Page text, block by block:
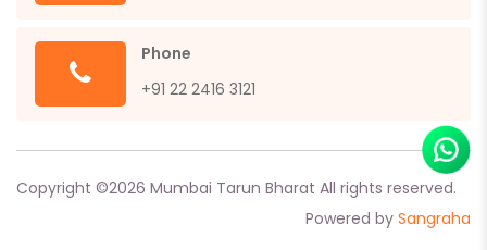
Phone
+91 22 2416 3121
Copyright ©2026 Mumbai Tarun Bharat All rights reserved.
Powered by Sangraha